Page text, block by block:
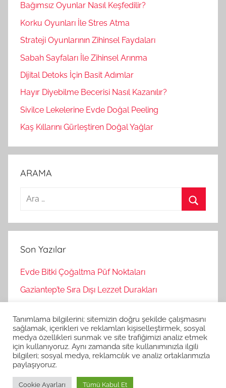
Bağımsız Oyunlar Nasıl Keşfedilir?
Korku Oyunları İle Stres Atma
Strateji Oyunlarının Zihinsel Faydaları
Sabah Sayfaları İle Zihinsel Arınma
Dijital Detoks İçin Basit Adımlar
Hayır Diyebilme Becerisi Nasıl Kazanılır?
Sivilce Lekelerine Evde Doğal Peeling
Kaş Kıllarını Gürleştiren Doğal Yağlar
ARAMA
a
a
r
Son Yazılar
Evde Bitki Çoğaltma Püf Noktaları
Gaziantep’te Sıra Dışı Lezzet Durakları
Korku Oyunları İle Stres Atma
Strateji Oyunlarının Zihinsel Faydaları
Tanımlama bilgilerini; sitemizin doğru şekilde çalışmasını
sağlamak, içerikleri ve reklamları kişiselleştirmek, sosyal
medya özellikleri sunmak ve site trafiğimizi analiz etmek
için kullanıyoruz. Aynı zamanda site kullanımınızla ilgili
bilgileri; sosyal medya, reklamcılık ve analiz ortaklarımızla
paylaşıyoruz.
Cookie Ayarları Tümü Kabul Et